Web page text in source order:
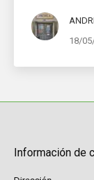
18/
Información de